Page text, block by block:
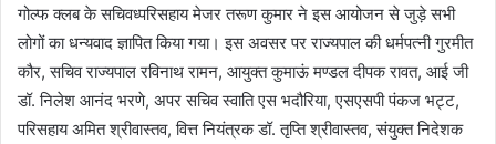
गोल्फ क्लब के सचिवध्परिसहाय मेजर तरूण कुमार ने इस आयोजन से जुड़े सभी
लोगों का धन्यवाद ज्ञापित किया गया। इस अवसर पर राज्यपाल की धर्मपत्नी गुरमीत
कौर, सचिव राज्यपाल रविनाथ रामन, आयुक्त कुमाऊं मण्डल दीपक रावत, आई जी
डॉ. निलेश आनंद भरणे, अपर सचिव स्वाति एस भदौरिया, एसएसपी पंकज भट्ट,
परिसहाय अमित श्रीवास्तव, वित्त नियंत्रक डॉ. तृप्ति श्रीवास्तव, संयुक्त निदेशक